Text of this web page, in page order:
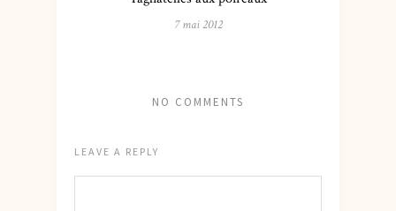
7 mai 2012
NO COMMENTS
LEAVE A REPLY